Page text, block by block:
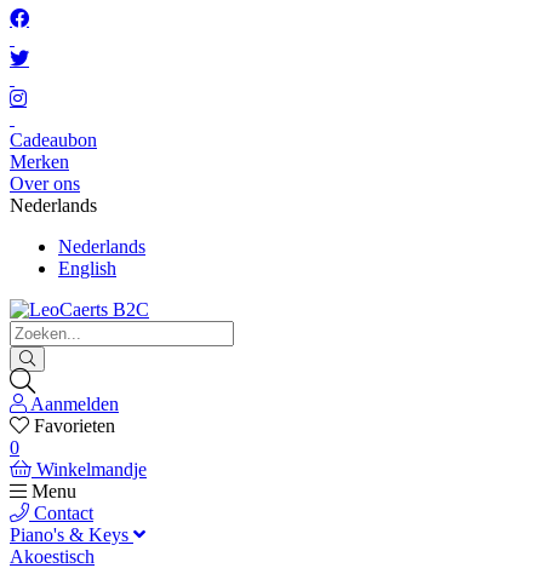
Cadeaubon
Merken
Over ons
Nederlands
Nederlands
English
Aanmelden
Favorieten
0
Winkelmandje
Menu
Contact
Piano's & Keys
Akoestisch